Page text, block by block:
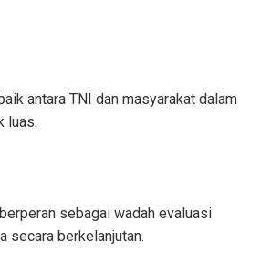
antara TNI dan masyarakat dalam
luas.
sebagai wadah evaluasi
secara berkelanjutan.